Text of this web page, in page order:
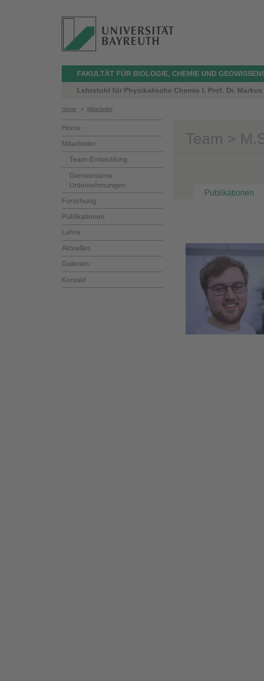
FAKULTÄT FÜR BIOLOGIE, CHEMIE UND
Lehrstuhl für Physikalische Chemie I, Prof. Dr. Markus
Home > Mitarbeiter
Home
Mitarbeiter
Team-Entwicklung
Gemeinsame
Unternehmungen
Forschung
Publikationen
Lehre
Aktuelles
Galerien
Kontakt
Team >
Publikationen